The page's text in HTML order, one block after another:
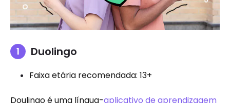
Duolingo
Faixa etária recomendada: 13+
Doulingo é uma língua-aplicativo de aprendizagem